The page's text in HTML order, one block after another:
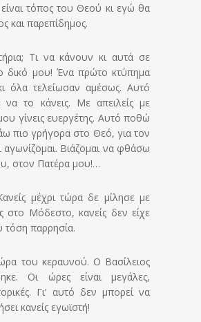
τόπος του Θεού κι εγώ θα
και παρεπίδημος.
Τι να κάνουν κι αυτά σε
δικό μου! Ένα πρώτο κτύπημα
όλα τελείωσαν αμέσως. Αυτό
να το κάνεις. Με απειλείς με
γίνεις ευεργέτης. Αυτό ποθώ
πιο γρήγορα στο Θεό, για τον
αγωνίζομαι. Βιάζομαι να φθάσω
στον Πατέρα μου!…
μέχρι τώρα δε μίλησε με
στο Μόδεστο, κανείς δεν είχε
παρρησία.
του κεραυνού. Ο Βασίλειος
Οι ώρες είναι μεγάλες,
Γι’ αυτό δεν μπορεί να
κανείς εγωϊστή!